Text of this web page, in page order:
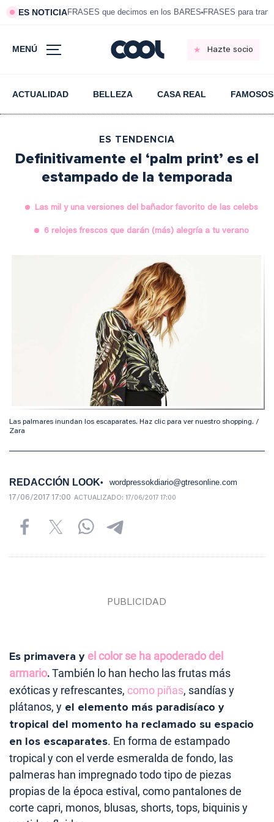
ES NOTICIAFRASES que decimos en los BARES FRASES para
MENÚ Hazte socio
ACTUALIDAD BELLEZA CASA REAL FAMOSOS
ES TENDENCIA
Definitivamente el ‘palm print’ es el
estampado de la temporada
Las mil y una versiones del bañador favorito de las celebs
6 relojes frescos que darán (más) alegría a tu verano
Las palmares inundan los escaparates. Haz clic para ver nuestro shopping. /
Zara
REDACCIÓN LOOK wordpressokdiario@gtresonline.com
17/06/2017 17:00 ACTUALIZADO: 17/06/2017 17:00
Es primavera y el color se ha apoderado del
armario.También lo han hecho las frutas más
exóticas y refrescantes, como piñas, sandías y
plátanos, y el elemento más paradisíaco y
tropical del momento ha reclamado su espacio
en los escaparates. En forma de estampado
tropical y con el verde esmeralda de fondo, las
palmeras han impregnado todo tipo de piezas
propias de la época estival, como pantalones de
corte capri, monos, blusas, shorts, tops, biquinis y